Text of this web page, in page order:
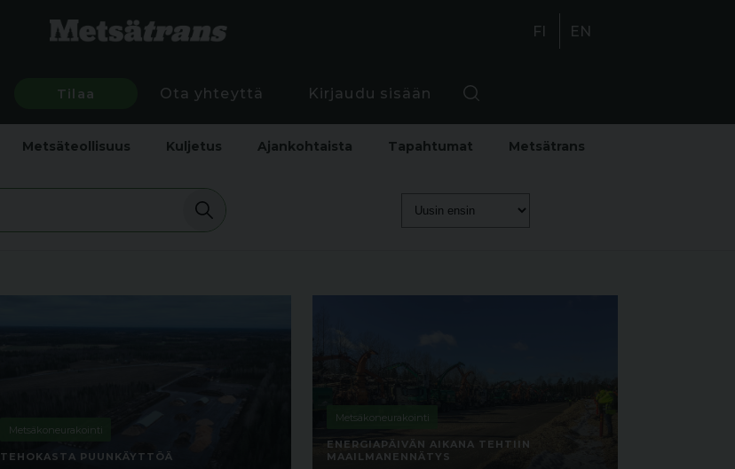
FI EN
Tilaa Ota yhteyttä Kirjaudu sisään
Metsäteollisuus Kuljetus Ajankohtaista Tapahtumat Metsätrans
Metsäkoneurakointi
TEHOKASTA PUUNKÄYTTÖÄ
Metsäkoneurakointi
ENERGIAPÄIVÄN AIKANA TEHTIIN
MAAILMANENNÄTYS